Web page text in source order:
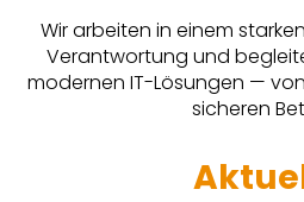
Wir arbeiten in einem
Verantwortung und
modernen IT-Lösungen —
sicheren